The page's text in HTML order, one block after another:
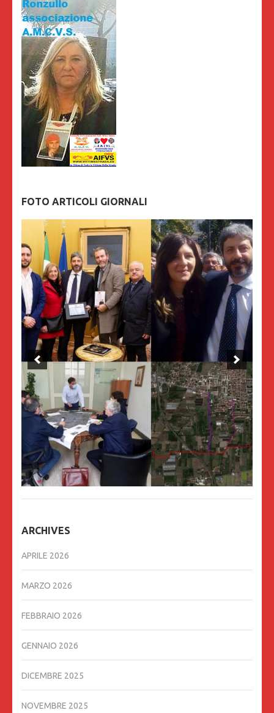
FOTO ARTICOLI GIORNALI
ARCHIVES
APRILE 2026
MARZO 2026
FEBBRAIO 2026
GENNAIO 2026
DICEMBRE 2025
NOVEMBRE 2025